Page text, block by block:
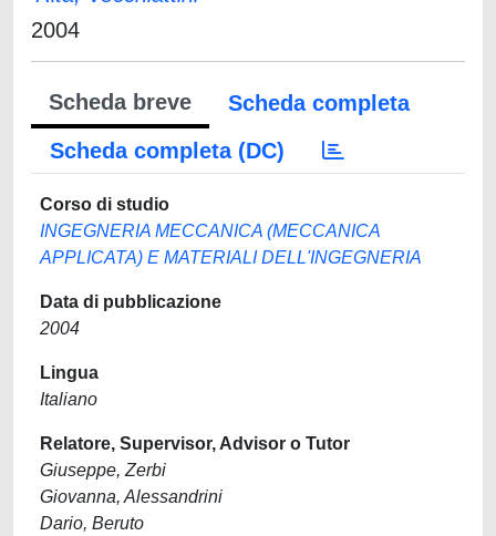
2004
Scheda breve
Scheda completa
Scheda completa (DC)
Corso di studio
INGEGNERIA MECCANICA (MECCANICA
APPLICATA) E MATERIALI DELL'INGEGNERIA
Data di pubblicazione
2004
Lingua
Italiano
Relatore, Supervisor, Advisor o Tutor
Giuseppe, Zerbi
Giovanna, Alessandrini
Dario, Beruto